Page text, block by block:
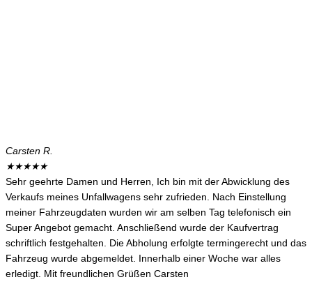
Carsten R.
★★★★★
Sehr geehrte Damen und Herren, Ich bin mit der Abwicklung des
Verkaufs meines Unfallwagens sehr zufrieden. Nach Einstellung
meiner Fahrzeugdaten wurden wir am selben Tag telefonisch ein
Super Angebot gemacht. Anschließend wurde der Kaufvertrag
schriftlich festgehalten. Die Abholung erfolgte termingerecht und das
Fahrzeug wurde abgemeldet. Innerhalb einer Woche war alles
erledigt. Mit freundlichen Grüßen Carsten